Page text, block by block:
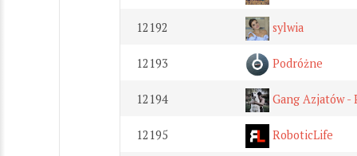
12192 sylwia
12193 Podróżne
12194 Gang Azjatów -
12195 RoboticLife